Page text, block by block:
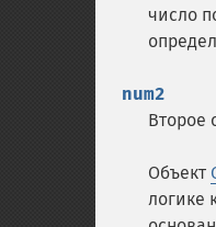
число
num2
Второе
Объект
логике